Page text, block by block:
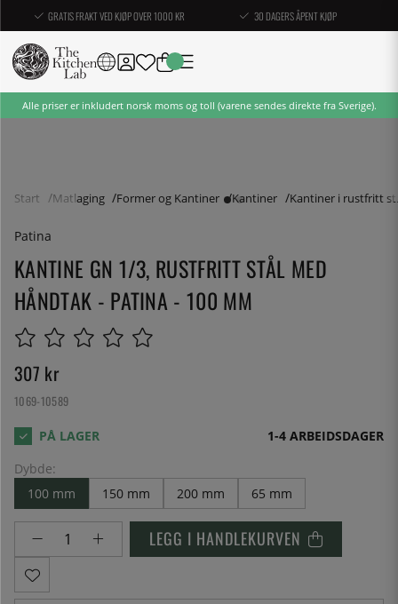
GRATIS FRAKT VED KJØP OVER 1000 KR 30 DAGERS ÅPENT KJØP
Alle priser er inkludert norsk moms og toll (varene sendes direkte fra Sverige).
Start Matlaging Former og Kantiner Kantiner Kantiner i rustfritt
Patina
KANTINE GN 1/3, RUSTFRITT STÅL MED
HÅNDTAK - PATINA - 100 MM
307 kr
1069-10589
1-4 ARBEIDSDAGER
Dybde:
100 mm
150 mm 200 mm 65 mm
LEGG I HANDLEKURVEN